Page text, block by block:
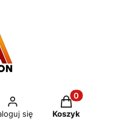
się
Produkty w
Koszyk